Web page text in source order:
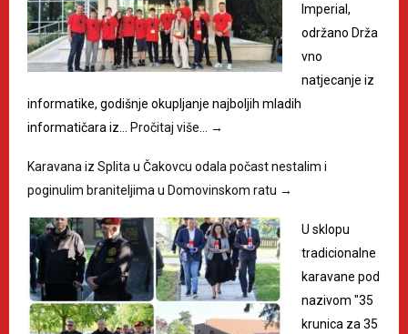
Imperial,
održano Drža
vno
natjecanje iz
informatike, godišnje okupljanje najboljih mladih
informatičara iz… Pročitaj više… →
Karavana iz Splita u Čakovcu odala počast nestalim i
poginulim braniteljima u Domovinskom ratu →
U sklopu
tradicionalne
karavane pod
nazivom "35
krunica za 35